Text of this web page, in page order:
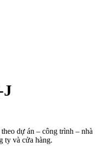
J
dự án – công trình – nhà
ty và cửa hàng.